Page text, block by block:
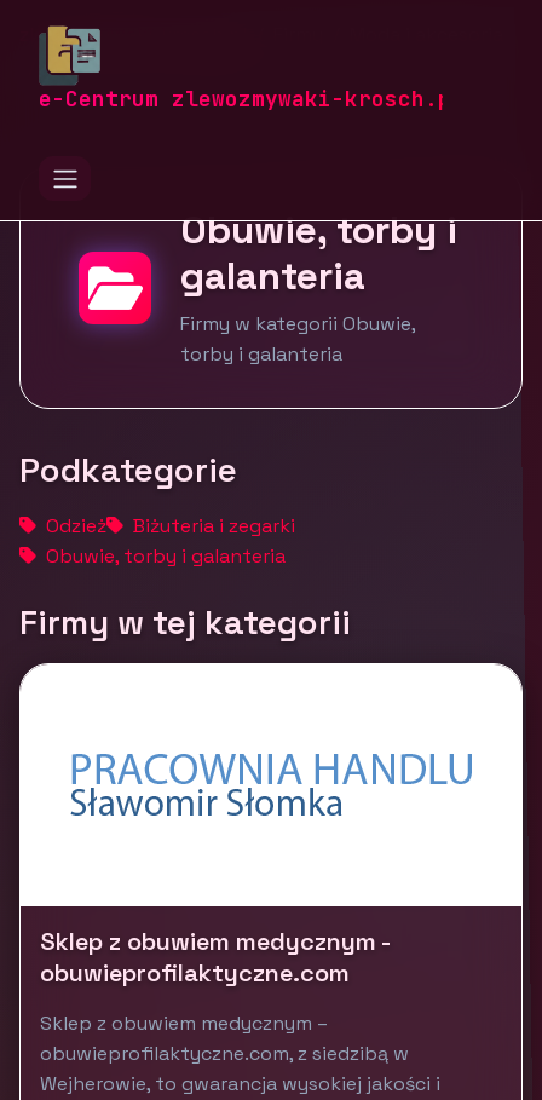
e-Centrum zlewozmywaki-krosch.pl
zlewozmywaki-krosch.pl
Obuwie, torby i galanteria
Obuwie, torby i
galanteria
Firmy w kategorii Obuwie,
torby i galanteria
Podkategorie
Odzież
Biżuteria i zegarki
Obuwie, torby i galanteria
Firmy w tej kategorii
Sklep z obuwiem medycznym -
obuwieprofilaktyczne.com
Sklep z obuwiem medycznym –
obuwieprofilaktyczne.com, z siedzibą w
Wejherowie, to gwarancja wysokiej jakości i